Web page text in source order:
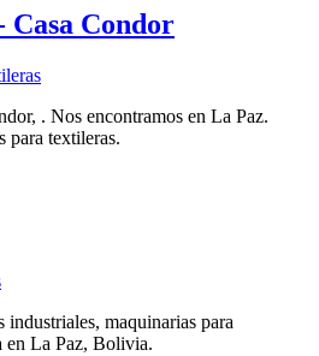
Casa Condor
. Nos encontramos en La Paz.
para textileras.
maquinarias para
en La Paz, Bolivia.